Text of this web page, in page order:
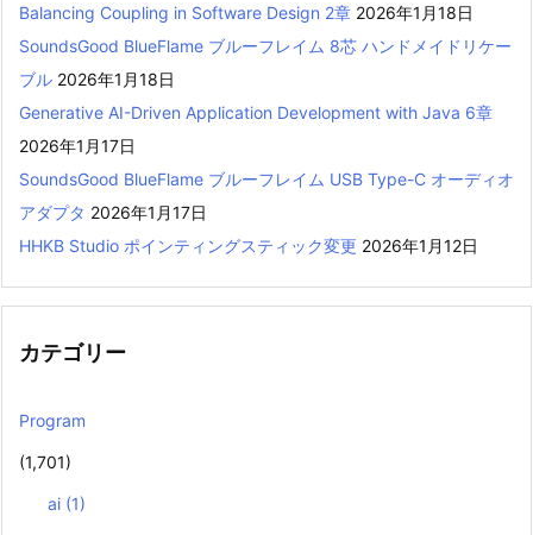
Balancing Coupling in Software Design 2章 2026年1月18日
SoundsGood BlueFlame ブルーフレイム 8芯 ハンドメイドリケー
ブル 2026年1月18日
Generative AI-Driven Application Development with Java 6章
2026年1月17日
SoundsGood BlueFlame ブルーフレイム USB Type-C オーディオ
アダプタ 2026年1月17日
HHKB Studio ポインティングスティック変更 2026年1月12日
カテゴリー
Program
(1,701)
ai (1)